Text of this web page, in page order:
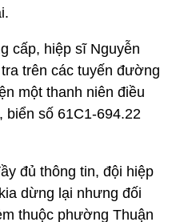
cấp, hiệp sĩ Nguyễn
trên các tuyến đường
một thanh niên điều
biển số 61C1-694.22
đủ thông tin, đội hiệp
dừng lại nhưng đối
thuộc phường Thuận